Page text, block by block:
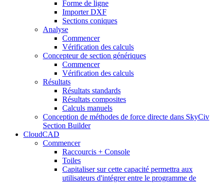
Forme de ligne
Importer DXF
Sections coniques
Analyse
Commencer
Vérification des calculs
Concepteur de section génériques
Commencer
Vérification des calculs
Résultats
Résultats standards
Résultats composites
Calculs manuels
Conception de méthodes de force directe dans SkyCiv
Section Builder
CloudCAD
Commencer
Raccourcis + Console
Toiles
Capitaliser sur cette capacité permettra aux
utilisateurs d'intégrer entre le programme de